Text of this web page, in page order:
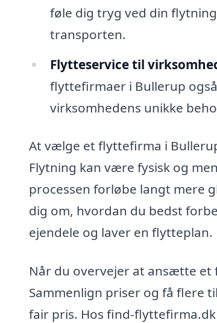
føle dig tryg ved din
transporten.
Flytteservice til
flyttefirmaer i Bullerup
virksomhedens unikke
At vælge et flyttefirma i
Flytning kan være fysisk og
processen forløbe langt mere
dig om, hvordan du bedst
ejendele og laver en flytteplan.
Når du overvejer at ansætte
Sammenlign priser og få flere
fair pris. Hos find-